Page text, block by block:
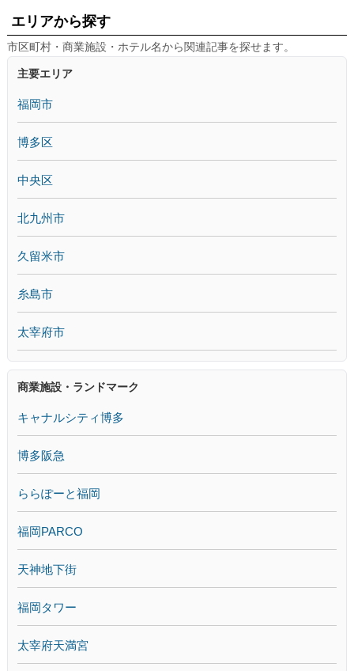
エリアから探す
市区町村・商業施設・ホテル名から関連記事を探せます。
主要エリア
福岡市
博多区
中央区
北九州市
久留米市
糸島市
太宰府市
商業施設・ランドマーク
キャナルシティ博多
博多阪急
ららぽーと福岡
福岡PARCO
天神地下街
福岡タワー
太宰府天満宮